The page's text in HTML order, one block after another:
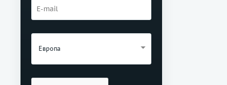
Европа